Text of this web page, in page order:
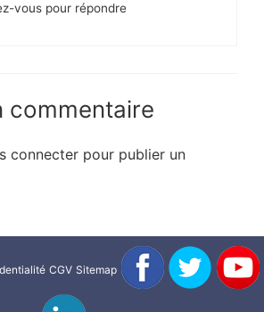
vous pour répondre
commentaire
connecter pour publier un
CGV Sitemap